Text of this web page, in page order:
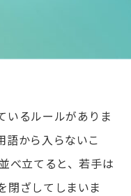
いるルールがありま
語から入らないこ
べ立てると、若手は
閉ざしてしまいま